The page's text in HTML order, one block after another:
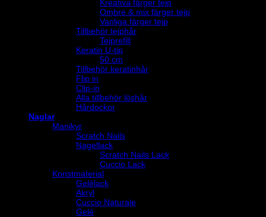
Kreativa färger tejp
Ombre & mix färger tejp
Vanliga färger tejp
Tillbehör tejphår
Tejprefill
Keratin U-tip
50 cm
Tillbehör keratinhår
Flip in
Clip-in
Alla tillbehör löshår
Hårdockor
Naglar
Manikyr
Scratch Nails
Nagellack
Scratch Nails Lack
Cuccio Lack
Konstmaterial
Gelélack
Akryl
Cuccio Naturale
Gelé